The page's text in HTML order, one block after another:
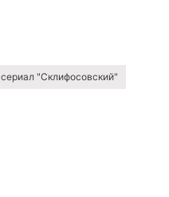
сериал "Склифосовский"